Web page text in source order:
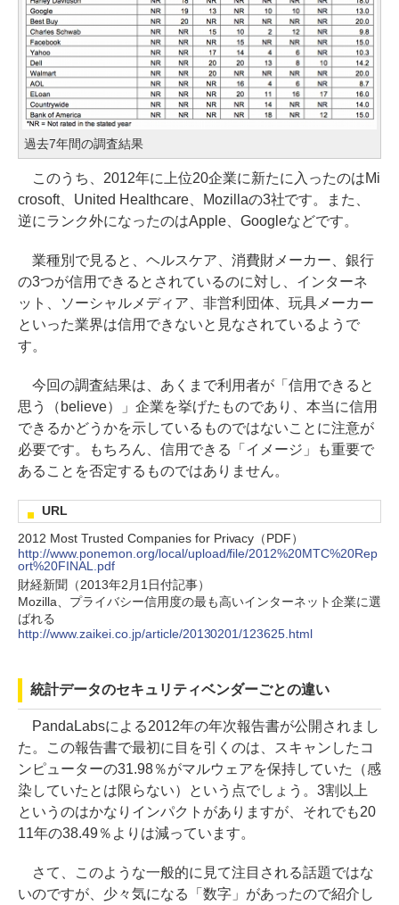
過去7年間の調査結果
このうち、2012年に上位20企業に新たに入ったのはMi
crosoft、United Healthcare、Mozillaの3社です。また、
逆にランク外になったのはApple、Googleなどです。
業種別で見ると、ヘルスケア、消費財メーカー、銀行
の3つが信用できるとされているのに対し、インターネ
ット、ソーシャルメディア、非営利団体、玩具メーカー
といった業界は信用できないと見なされているようで
す。
今回の調査結果は、あくまで利用者が「信用できると
思う（believe）」企業を挙げたものであり、本当に信用
できるかどうかを示しているものではないことに注意が
必要です。もちろん、信用できる「イメージ」も重要で
あることを否定するものではありません。
URL
2012 Most Trusted Companies for Privacy（PDF）
http://www.ponemon.org/local/upload/file/2012%20MTC%20Rep
ort%20FINAL.pdf
財経新聞（2013年2月1日付記事）
Mozilla、プライバシー信用度の最も高いインターネット企業に選
ばれる
http://www.zaikei.co.jp/article/20130201/123625.html
統計データのセキュリティベンダーごとの違い
PandaLabsによる2012年の年次報告書が公開されまし
た。この報告書で最初に目を引くのは、スキャンしたコ
ンピューターの31.98％がマルウェアを保持していた（感
染していたとは限らない）という点でしょう。3割以上
というのはかなりインパクトがありますが、それでも20
11年の38.49％よりは減っています。
さて、このような一般的に見て注目される話題ではな
いのですが、少々気になる「数字」があったので紹介し